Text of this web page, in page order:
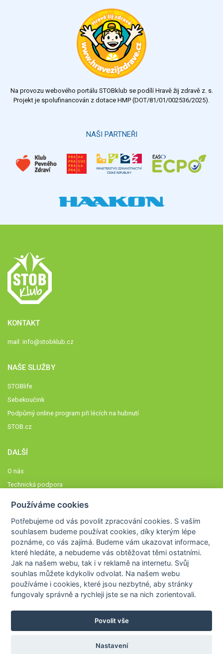
Výsledky Všechny ankety
Na provozu webového portálu STOBklub se podílí Hravě žij zdravě z. s.
Projekt je spolufinancován z dotace HMP (DOT/81/01/002536/2025).
NAŠI PARTNEŘI
KONTAKT
mail: info@stobklub.cz
NAŠE SLUŽBY
STOBlife
Sebekoučink
Podpůrný online program při lécích na hubnutí
STOB.cz
DALŠÍ
O nás
Technická podpora
Členové STOBklubu
Zásady nakládání s osobními údaji
Otestujte se
Spočítejte si
Výzva 52
WWW.HRAVEZIJZDRAVE.CZ
Používáme cookies
Potřebujeme od vás povolit zpracování cookies. S vaším
souhlasem budeme používat cookies, díky kterým lépe
poznáme,co vás zajímá. Budeme vám ukazovat informace,
které hledáte, a nebudeme vás obtěžovat těmi ostatními.
Jak na našem webu, tak i v reklamě na internetu. Svůj
souhlas můžete kdykoliv odvolat. Na našem webu
používáme i cookies, které jsou nezbytné, aby stránky
fungovaly správně a rychleji jste se na nich zorientovali.
Povolit vše
Nastavení